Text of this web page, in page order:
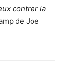
contrer la
de Joe